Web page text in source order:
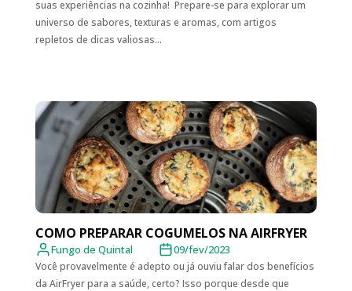
suas experiências na cozinha! Prepare-se para explorar um
universo de sabores, texturas e aromas, com artigos
repletos de dicas valiosas...
COMO PREPARAR COGUMELOS NA AIRFRYER
Fungo de Quintal 09/fev/2023
Você provavelmente é adepto ou já ouviu falar dos benefícios
da AirFryer para a saúde, certo? Isso porque desde que